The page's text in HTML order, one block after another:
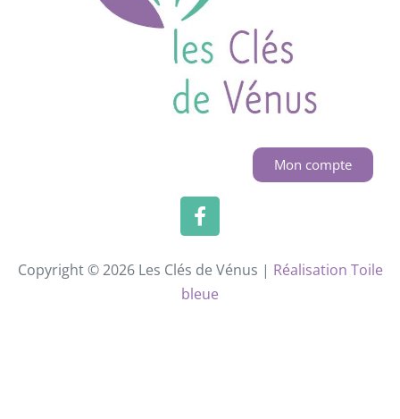
Mon compte
Copyright © 2026 Les Clés de Vénus | Réalisation Toile
bleue